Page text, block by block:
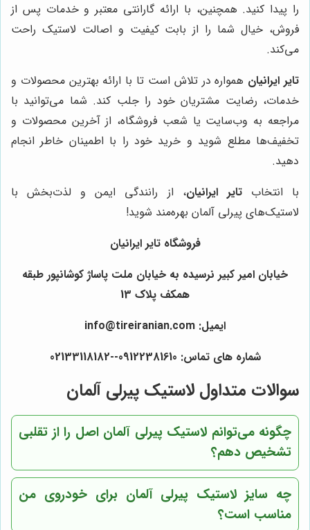
را پیدا کنید. همچنین، با ارائه گارانتی معتبر و خدمات پس از
فروش، خیال شما را از بابت کیفیت و اصالت لاستیک راحت
می‌کند.
تایر ایرانیان همواره در تلاش است تا با ارائه بهترین محصولات و
خدمات، رضایت مشتریان خود را جلب کند. شما می‌توانید با
مراجعه به وب‌سایت یا شعب فروشگاه، از آخرین محصولات و
تخفیف‌ها مطلع شوید و خرید خود را با اطمینان خاطر انجام
دهید.
با انتخابتایر ایرانیان، از رانندگی ایمن و لذت‌بخش با
لاستیک‌های پیرلی آلمان بهره‌مند شوید!
فروشگاه تایر ایرانیان
خیابان امیر کبیر نرسیده به خیابان ملت پاساژ کوشانپور طبقه
همکف پلاک 13
ایمیل: info@tireiranian.com
شماره های تماس: 09122381610--02133118182
سوالات متداول لاستیک پیرلی آلمان
چگونه می‌توانم لاستیک پیرلی آلمان اصل را از تقلبی
تشخیص دهم؟
چه سایز لاستیک پیرلی آلمان برای خودروی من
مناسب است؟